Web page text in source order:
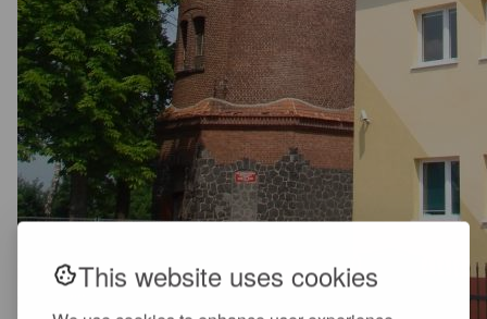
This website uses cookies